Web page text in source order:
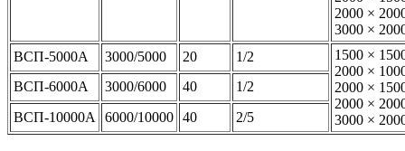
2000 ×
3000 ×
ВСП-5000А
3000/5000 20 1/2
1500 ×
2000 ×
2000 ×
2000 ×
3000 ×
ВСП-6000А 3000/6000 40
1/2
ВСП-10000А
6000/10000 40 2/5